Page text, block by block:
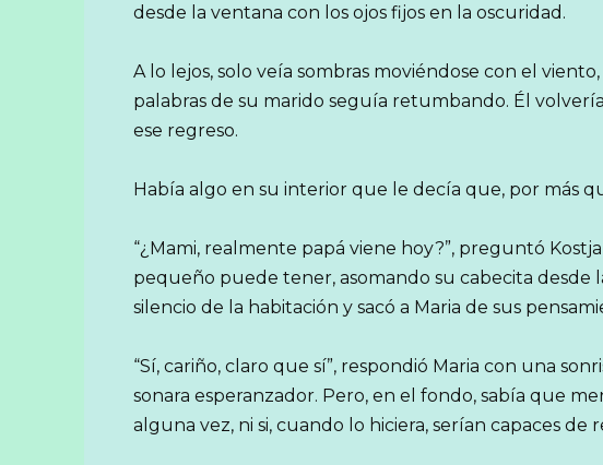
desde la ventana con los ojos fijos en la oscuridad.
A lo lejos, solo veía sombras moviéndose con el
palabras de su marido seguía retumbando. Él
ese regreso.
Había algo en su interior que le decía que, por más
“¿Mami, realmente papá viene hoy?”, preguntó
pequeño puede tener, asomando su cabecita desde
silencio de la habitación y sacó a Maria de sus
“Sí, cariño, claro que sí”, respondió Maria con una
sonara esperanzador. Pero, en el fondo, sabía que
alguna vez, ni si, cuando lo hiciera, serían capaces